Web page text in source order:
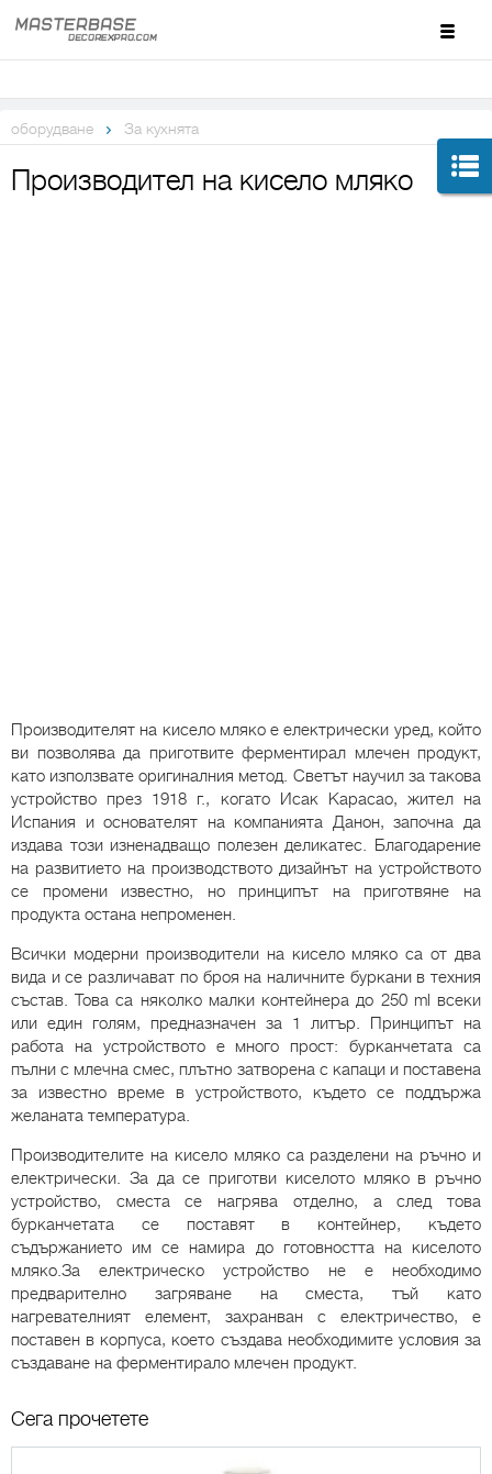
оборудване За кухнята
Производител на кисело мляко
Производителят на кисело мляко е електрически уред, който
ви позволява да приготвите ферментирал млечен продукт,
като използвате оригиналния метод. Светът научил за такова
устройство през 1918 г., когато Исак Карасао, жител на
Испания и основателят на компанията Данон, започна да
издава този изненадващо полезен деликатес. Благодарение
на развитието на производството дизайнът на устройството
се промени известно, но принципът на приготвяне на
продукта остана непроменен.
Всички модерни производители на кисело мляко са от два
вида и се различават по броя на наличните буркани в техния
състав. Това са няколко малки контейнера до 250 ml всеки
или един голям, предназначен за 1 литър. Принципът на
работа на устройството е много прост: бурканчетата са
пълни с млечна смес, плътно затворена с капаци и поставена
за известно време в устройството, където се поддържа
желаната температура.
Производителите на кисело мляко са разделени на ръчно и
електрически. За да се приготви киселото мляко в ръчно
устройство, сместа се нагрява отделно, а след това
бурканчетата се поставят в контейнер, където
съдържанието им се намира до готовността на киселото
мляко.За електрическо устройство не е необходимо
предварително загряване на сместа, тъй като
нагревателният елемент, захранван с електричество, е
поставен в корпуса, което създава необходимите условия за
създаване на ферментирало млечен продукт.
Сега прочетете